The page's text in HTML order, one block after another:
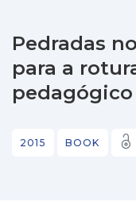
Statistics
Pedradas
para a
pedagógico
2015 BOOK